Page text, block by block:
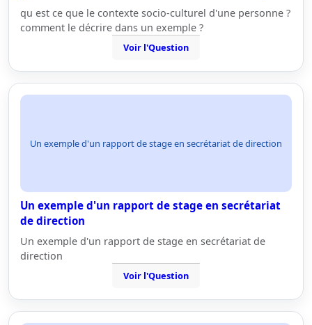
qu est ce que le contexte socio-culturel d'une personne ?
comment le décrire dans un exemple ?
Voir l'Question
Un exemple d'un rapport de stage en secrétariat de direction
Un exemple d'un rapport de stage en secrétariat
de direction
Un exemple d'un rapport de stage en secrétariat de
direction
Voir l'Question